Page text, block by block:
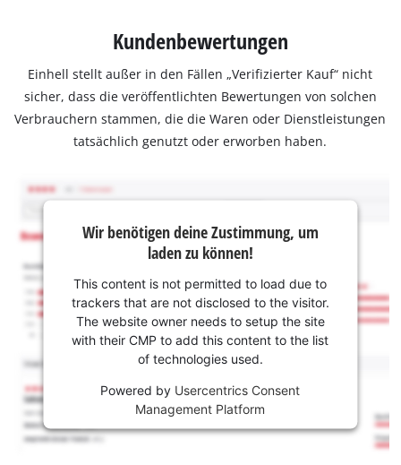
Kundenbewertungen
Einhell stellt außer in den Fällen „Verifizierter Kauf“ nicht
sicher, dass die veröffentlichten Bewertungen von solchen
Verbrauchern stammen, die die Waren oder Dienstleistungen
tatsächlich genutzt oder erworben haben.
Wir benötigen deine Zustimmung, um
laden zu können!
This content is not permitted to load due to
trackers that are not disclosed to the visitor.
The website owner needs to setup the site
with their CMP to add this content to the list
of technologies used.
Powered by Usercentrics Consent
Management Platform